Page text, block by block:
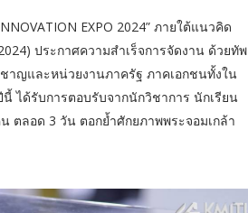
EXPO 2024” ภายใต้แนวคิด
ประกาศความสำเร็จการจัดงาน ด้วยทัพ
าญและหน่วยงานภาครัฐ ภาคเอกชนทั้งใน
ได้รับการตอบรับจากนักวิชาการ นักเรียน
ตลอด 3 วัน ตอกย้ำศักยภาพพระจอมเกล้า